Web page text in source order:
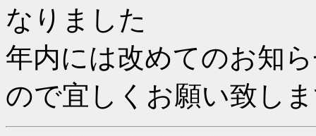
なりました
年内には改めてのお知
ので宜しくお願い致し